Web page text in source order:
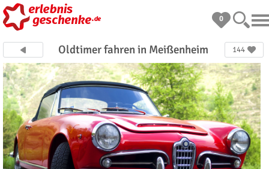
0
Oldtimer fahren in Meißenheim 144